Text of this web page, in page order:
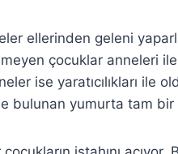
ellerinden geleni
çocuklar anneleri
ise yaratıcılıkları ile
bulunan yumurta tam bir